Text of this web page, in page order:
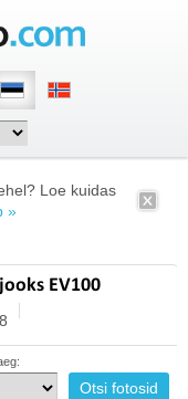
Loe kuidas
»
EV100